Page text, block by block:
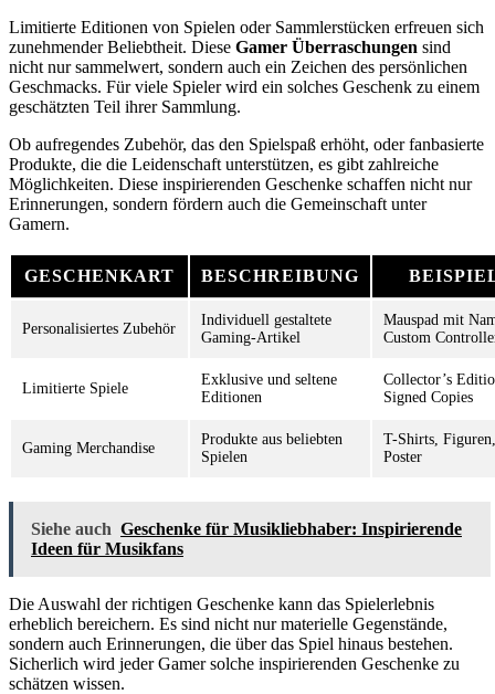
Limitierte Editionen von Spielen oder Sammlerstücken erfreuen sich
zunehmender Beliebtheit. Diese Gamer Überraschungen sind
nicht nur sammelwert, sondern auch ein Zeichen des persönlichen
Geschmacks. Für viele Spieler wird ein solches Geschenk zu einem
geschätzten Teil ihrer Sammlung.
Ob aufregendes Zubehör, das den Spielspaß erhöht, oder fanbasierte
Produkte, die die Leidenschaft unterstützen, es gibt zahlreiche
Möglichkeiten. Diese inspirierenden Geschenke schaffen nicht nur
Erinnerungen, sondern fördern auch die Gemeinschaft unter
Gamern.
GESCHENKART BESCHREIBUNG
Personalisiertes Zubehör
Individuell gestaltete
Gaming-Artikel
Mauspad mit
Custom
Limitierte Spiele
Exklusive und seltene
Editionen
Collector’s
Signed Copies
Gaming Merchandise
Produkte aus beliebten
Spielen
T-Shirts, Figuren,
Poster
Siehe auch Geschenke für Musikliebhaber: Inspirierende
Ideen für Musikfans
Die Auswahl der richtigen Geschenke kann das Spielerlebnis
erheblich bereichern. Es sind nicht nur materielle Gegenstände,
sondern auch Erinnerungen, die über das Spiel hinaus bestehen.
Sicherlich wird jeder Gamer solche inspirierenden Geschenke zu
schätzen wissen.